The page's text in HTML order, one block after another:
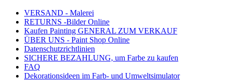
VERSAND - Malerei
RETURNS -Bilder Online
Kaufen Painting GENERAL ZUM VERKAUF
ÜBER UNS - Paint Shop Online
Datenschutzrichtlinien
SICHERE BEZAHLUNG, um Farbe zu kaufen
FAQ
Dekorationsideen im Farb- und Umweltsimulator